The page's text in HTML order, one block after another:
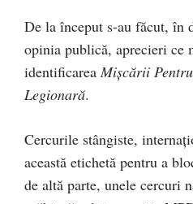
De la început s-au făcut, în
opinia publică, aprecieri ce
identificarea Mișcării
Legionară.
Cercurile stângiste,
această etichetă pentru a
de altă parte, unele cercuri